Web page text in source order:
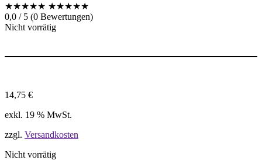
★★★★★ ★★★★★
0,0 / 5 (0 Bewertungen)
Nicht vorrätig
14,75 €
exkl. 19 % MwSt.
zzgl. Versandkosten
Nicht vorrätig